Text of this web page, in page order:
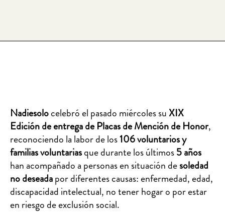
Nadiesolocelebró el pasado miércoles su XIX
Edición de entrega de Placas de Mención de Honor,
reconociendo la labor de los106 voluntarios y
familias voluntariasque durante los últimos5 años
han acompañado a personas en situación desoledad
no deseadapor diferentes causas: enfermedad, edad,
discapacidad intelectual, no tener hogar o por estar
en riesgo de exclusión social.